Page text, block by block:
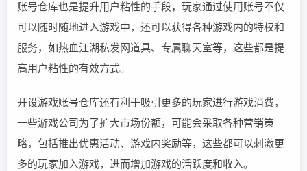
账号仓库也是提升用户粘性的手段，玩家通过使用账号不仅
可以随时随地进入游戏中，还可以获得各种游戏内的特权和
服务，如热血江湖私发网道具、专属聊天室等，这些都是提
高用户粘性的有效方式。
开设游戏账号仓库还有利于吸引更多的玩家进行游戏消费，
一些游戏公司为了扩大市场份额，可能会采取各种营销策
略，包括推出优惠活动、游戏内奖励等，这些都可以刺激更
多的玩家加入游戏，进而增加游戏的活跃度和收入。